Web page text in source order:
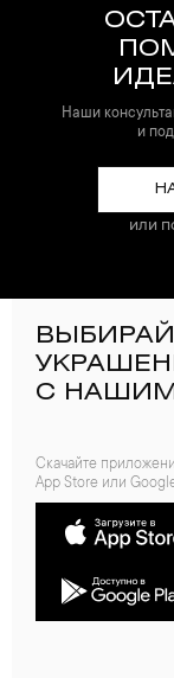
Наши
и
или
С
Скачайте
App Store или